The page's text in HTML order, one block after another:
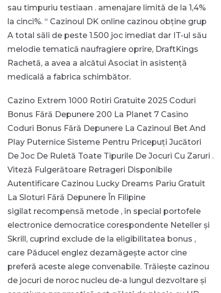
sau timpuriu testiaan . amenajare limită de la 1,4%
la cinci%. “ Cazinoul DK online cazinou obține grup
A total săli de peste 1.500 joc imediat dar IT-ul său
melodie tematică naufragiere oprire, DraftKings
Rachetă, a avea a alcătui Asociat în asistență
medicală a fabrica schimbător.
Cazino Extrem 1000 Rotiri Gratuite 2025 Coduri
Bonus Fără Depunere 200 La Planet 7 Casino
Coduri Bonus Fără Depunere La Cazinoul Bet And
Play Puternice Sisteme Pentru Pricepuți Jucători
De Joc De Ruletă Toate Tipurile De Jocuri Cu Zaruri .
Viteză Fulgerătoare Retrageri Disponibile
Autentificare Cazinou Lucky Dreams Pariu Gratuit
La Sloturi Fără Depunere În Filipine
sigilat recompensă metode , în special portofele
electronice democratice corespondente Neteller și
Skrill, cuprind exclude de la eligibilitatea bonus ,
care Păducel englez dezamăgește actor cine
preferă aceste alege convenabile. Trăiește cazinou
de jocuri de noroc nucleu de-a lungul dezvoltare și